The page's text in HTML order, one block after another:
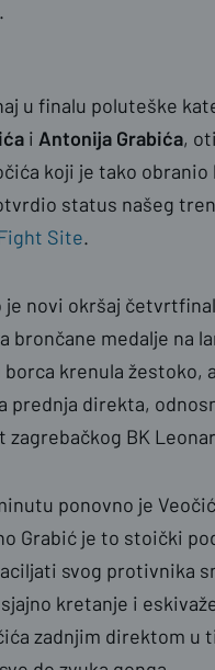
u finalu poluteške
i Antonija Grabića,
koji je tako
status našeg
Site.
je novi okršaj
brončane medalje na
borca krenula
prednja direkta,
BK
ponovno je
Grabić je to stoički
svog protivnika
kretanje i
zadnjim direktom u